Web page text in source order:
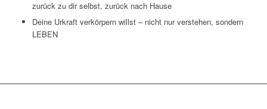
zurück zu dir selbst, zurück nach Hause
Deine Urkraft verkörpern willst – nicht nur verstehen, sondern
LEBEN